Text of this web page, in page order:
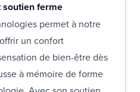
ferme
permet à notre
un confort
de bien-être dès
à mémoire de forme